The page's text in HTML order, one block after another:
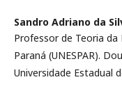
Sandro Adriano da
Professor de Teoria
Paraná (UNESPAR).
Universidade Estadual